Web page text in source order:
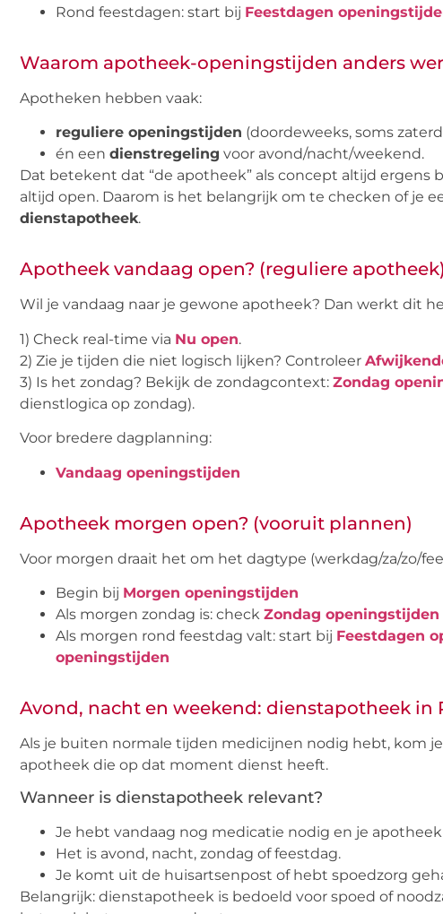
Rond feestdagen: start bij Feestdagen
Waarom apotheek-openingstijden anders
Apotheken hebben vaak:
reguliere openingstijden (doordeweeks, soms
én een dienstregeling voor avond/nacht/weekend.
Dat betekent dat “de apotheek” als concept altijd ergens
altijd open. Daarom is het belangrijk om te checken of je
dienstapotheek.
Apotheek vandaag open? (reguliere apotheek)
Wil je vandaag naar je gewone apotheek? Dan werkt dit
1) Check real-time via Nu open.
2) Zie je tijden die niet logisch lijken? Controleer
3) Is het zondag? Bekijk de zondagcontext: Zondag
dienstlogica op zondag).
Voor bredere dagplanning:
Vandaag openingstijden
Apotheek morgen open? (vooruit plannen)
Voor morgen draait het om het dagtype (werkdag/za/zo/
Begin bij Morgen openingstijden
Als morgen zondag is: check Zondag openingstijden
Als morgen rond feestdag valt: start bij Feestdagen
openingstijden
Avond, nacht en weekend: dienstapotheek in
Als je buiten normale tijden medicijnen nodig hebt, kom
apotheek die op dat moment dienst heeft.
Wanneer is dienstapotheek relevant?
Je hebt vandaag nog medicatie nodig en je
Het is avond, nacht, zondag of feestdag.
Je komt uit de huisartsenpost of hebt spoedzorg
Belangrijk: dienstapotheek is bedoeld voor spoed of